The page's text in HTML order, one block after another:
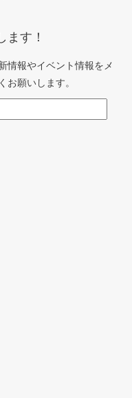
す！
情報やイベント情報をメ
お願いします。